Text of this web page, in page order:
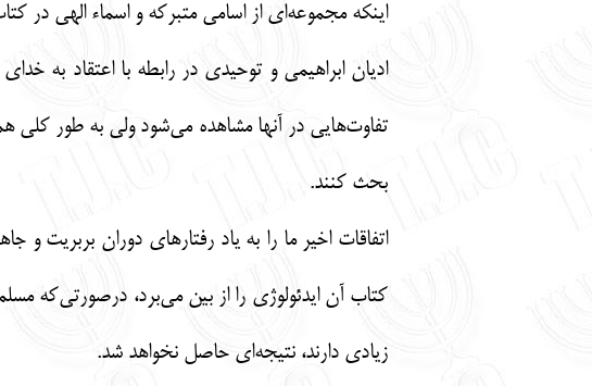
اینکه مجموعه‌ای از اسامی متبرکه و اسماء الهی در
ادیان ابراهیمی و توحیدی در رابطه با اعتقاد به
تفاوت‌هایی در آنها مشاهده می‌شود ولی به طور کلی
بحث کنند.
اتفاقات اخیر ما را به یاد رفتارهای دوران بربریت و
کتاب آن ایدئولوژی را از بین می‌برد، درصورتی‌که
زیادی دارند، نتیجه‌ای حاصل نخواهد شد.